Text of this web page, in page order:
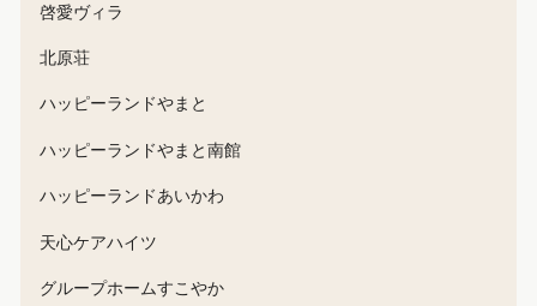
啓愛ヴィラ
北原荘
ハッピーランドやまと
ハッピーランドやまと南館
ハッピーランドあいかわ
天心ケアハイツ
グループホームすこやか